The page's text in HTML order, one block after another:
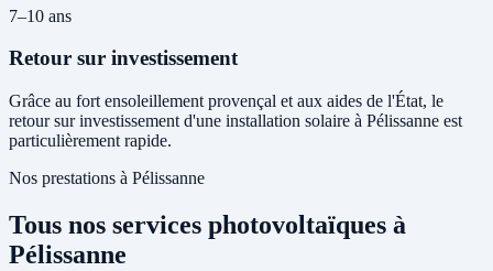
7–10 ans
Retour sur investissement
Grâce au fort ensoleillement provençal et aux aides de l'État, le
retour sur investissement d'une installation solaire à Pélissanne est
particulièrement rapide.
Nos prestations à Pélissanne
Tous nos services photovoltaïques à
Pélissanne